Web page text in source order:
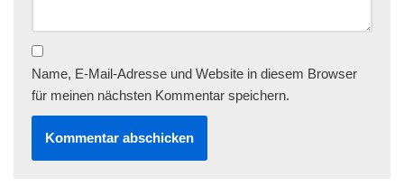
Name, E-Mail-Adresse und Website in diesem Browser
für meinen nächsten Kommentar speichern.